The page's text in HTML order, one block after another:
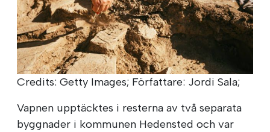
Credits: Getty Images; Författare: Jordi Sala;
Vapnen upptäcktes i resterna av två separata
byggnader i kommunen Hedensted och var